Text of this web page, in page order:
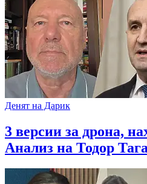
Денят на Дарик
3 версии за дрона,
Анализ на Тодор